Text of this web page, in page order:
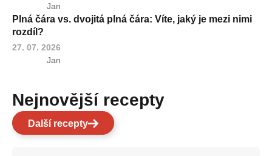
Jan
Plná čára vs. dvojitá plná čára: Víte, jaký je mezi nimi
rozdíl?
27. 07. 2026
Jan
Nejnovější recepty
Další recepty